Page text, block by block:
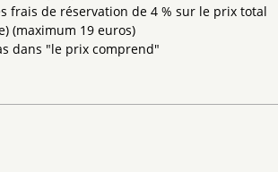
frais de réservation de 4 % sur le prix total
(maximum 19 euros)
dans "le prix comprend"